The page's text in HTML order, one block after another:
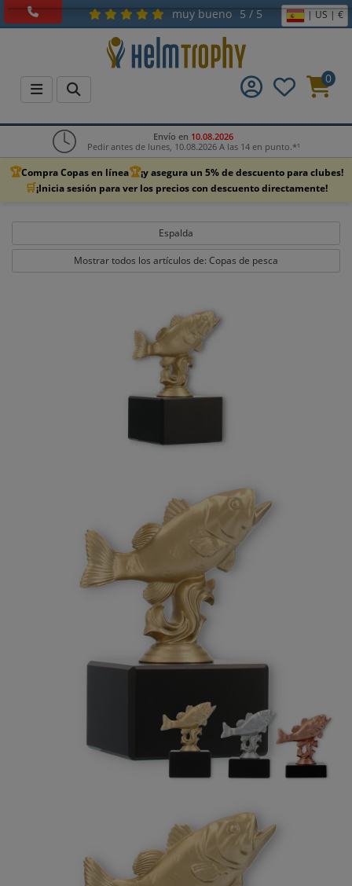
muy bueno 5 / 5 | US | €
0
Envío en 10.08.2026
Pedir antes de lunes, 10.08.2026 A las 14 en punto.*¹
🏆Compra Copas en línea🏆¡y asegura un 5% de descuento para clubes!
🛒¡Inicia sesión para ver los precios con descuento directamente!
Espalda
Mostrar todos los artículos de: Copas de pesca